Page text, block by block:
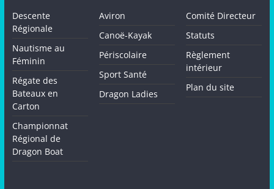
Descente
Régionale
Nautisme au
Féminin
Régate des
Bateaux en
Carton
Championnat
Régional de
Dragon Boat
Aviron
Canoë-Kayak
Périscolaire
Sport Santé
Dragon Ladies
Comité Directeur
Statuts
Règlement
intérieur
Plan du site